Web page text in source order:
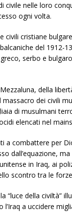
civile nelle loro
ogni volta.
civili cristiane
del 1912-
serbo e
della
dei civili
di musulmani
elencati nel
a combattere per
dall’equazione,
in Iraq, ai
scontro tra le forze
“luce della civiltà”
a uccidere